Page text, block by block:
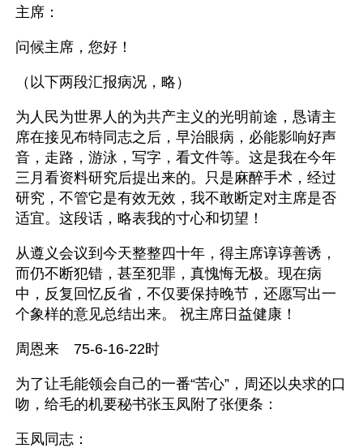
主席：
问候主席，您好！
（以下两段汇报病况，略）
为人民为世界人的为共产主义的光明前途，恳请主
席在接见布特同志之后，早治眼病，必能影响好声
音，走路，游泳，写字，看文件等。这是我在今年
三月看资料研究后提出来的。只是麻醉手术，经过
研究，不管它是有效无效，我不敢断定对主席是否
适宜。这段话，略表我的寸心和切望！
从遵义会议到今天整整四十年，得主席谆谆善诱，
而仍不断犯错，甚至犯罪，真愧悔无极。现在病
中，反复回忆反省，不仅要保持晚节，还愿写出一
个象样的意见总结出来。 祝主席日益健康！
周恩来　75-6-16-22时
为了让毛能领会自己的一番“苦心”，周还以央求的口
吻，给毛的机要秘书张玉凤附了张便条：
玉凤同志：